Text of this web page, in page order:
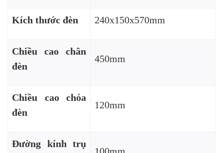
Kích thước đèn 240x150x570mm
Chiều cao chân
đèn
450mm
Chiều cao chóa
đèn
120mm
Đường kính trụ